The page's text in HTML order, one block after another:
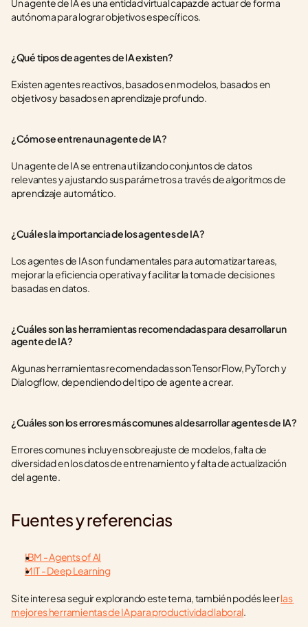
Un agente de IA es una entidad virtual capaz de actuar de forma
autónoma para lograr objetivos específicos.
¿Qué tipos de agentes de IA existen?
Existen agentes reactivos, basados en modelos, basados en
objetivos y basados en aprendizaje profundo.
¿Cómo se entrena un agente de IA?
Un agente de IA se entrena utilizando conjuntos de datos
relevantes y ajustando sus parámetros a través de algoritmos de
aprendizaje automático.
¿Cuál es la importancia de los agentes de IA?
Los agentes de IA son fundamentales para automatizar tareas,
mejorar la eficiencia operativa y facilitar la toma de decisiones
basadas en datos.
¿Cuáles son las herramientas recomendadas para desarrollar un
agente de IA?
Algunas herramientas recomendadas son TensorFlow, PyTorch y
Dialogflow, dependiendo del tipo de agente a crear.
¿Cuáles son los errores más comunes al desarrollar agentes de IA?
Errores comunes incluyen sobreajuste de modelos, falta de
diversidad en los datos de entrenamiento y falta de actualización
del agente.
Fuentes y referencias
IBM - Agents of AI
MIT - Deep Learning
Si te interesa seguir explorando este tema, también podés leer las
mejores herramientas de IA para productividad laboral.